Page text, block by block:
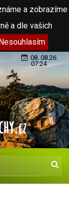
a zobrazíme
a dle vašich
08. 08.26
07:24